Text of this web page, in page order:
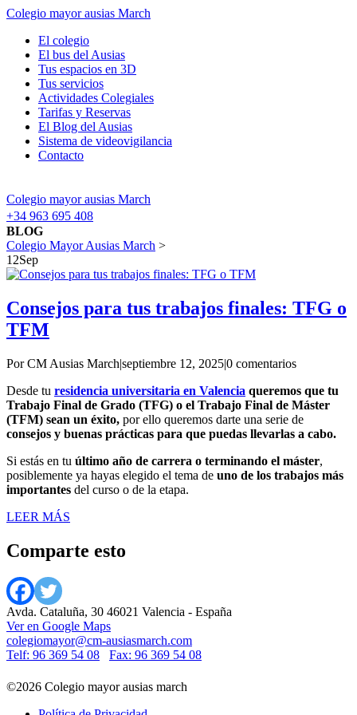
Colegio mayor ausias March
El colegio
El bus del Ausias
Tus espacios en 3D
Tus servicios
Actividades Colegiales
Tarifas y Reservas
El Blog del Ausias
Sistema de videovigilancia
Contacto
Colegio mayor ausias March
+34 963 695 408
BLOG
Colegio Mayor Ausias March >
12Sep
Consejos para tus trabajos finales: TFG o
TFM
Por CM Ausias March|septiembre 12, 2025|0 comentarios
Desde tu residencia universitaria en Valencia queremos que tu
Trabajo Final de Grado (TFG) o el Trabajo Final de Máster
(TFM) sean un éxito, por ello queremos darte una serie de
consejos y buenas prácticas para que puedas llevarlas a cabo.
Si estás en tu último año de carrera o terminando el máster,
posiblemente ya hayas elegido el tema de uno de los trabajos más
importantes del curso o de la etapa.
LEER MÁS
Comparte esto
Avda. Cataluña, 30 46021 Valencia - España
Ver en Google Maps
colegiomayor@cm-ausiasmarch.com
Telf: 96 369 54 08
Fax: 96 369 54 08
©2026 Colegio mayor ausias march